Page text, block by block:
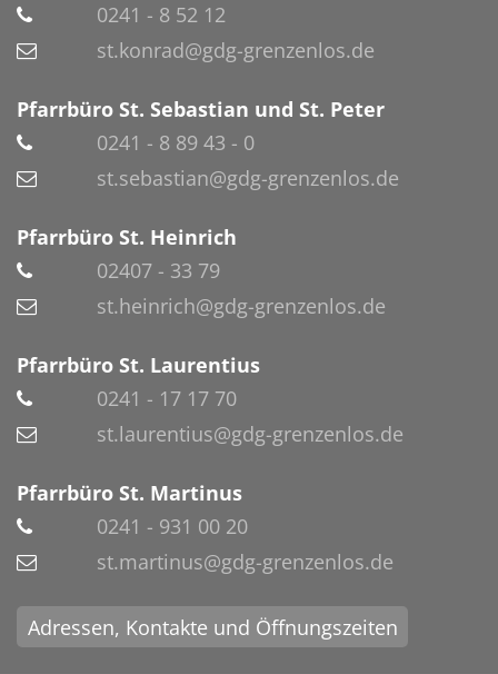
0241 - 8 52 12
st.konrad@gdg-grenzenlos.de
Pfarrbüro St. Sebastian und St. Peter
0241 - 8 89 43 - 0
st.sebastian@gdg-grenzenlos.de
Pfarrbüro St. Heinrich
02407 - 33 79
st.heinrich@gdg-grenzenlos.de
Pfarrbüro St. Laurentius
0241 - 17 17 70
st.laurentius@gdg-grenzenlos.de
Pfarrbüro St. Martinus
0241 - 931 00 20
st.martinus@gdg-grenzenlos.de
Adressen, Kontakte und Öffnungszeiten